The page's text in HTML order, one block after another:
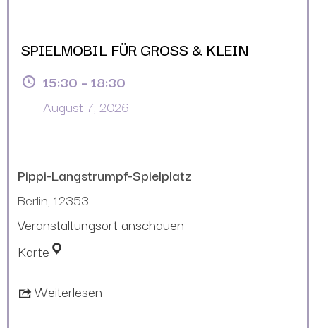
SPIELMOBIL FÜR GROSS & KLEIN
15:30 – 18:30
August 7, 2026
Pippi-Langstrumpf-Spielplatz
Berlin, 12353
Veranstaltungsort anschauen
Karte
Weiterlesen